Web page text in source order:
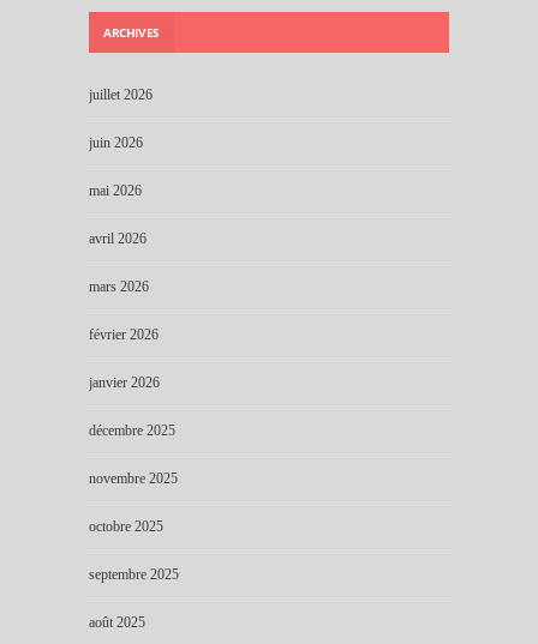
ARCHIVES
juillet 2026
juin 2026
mai 2026
avril 2026
mars 2026
février 2026
janvier 2026
décembre 2025
novembre 2025
octobre 2025
septembre 2025
août 2025